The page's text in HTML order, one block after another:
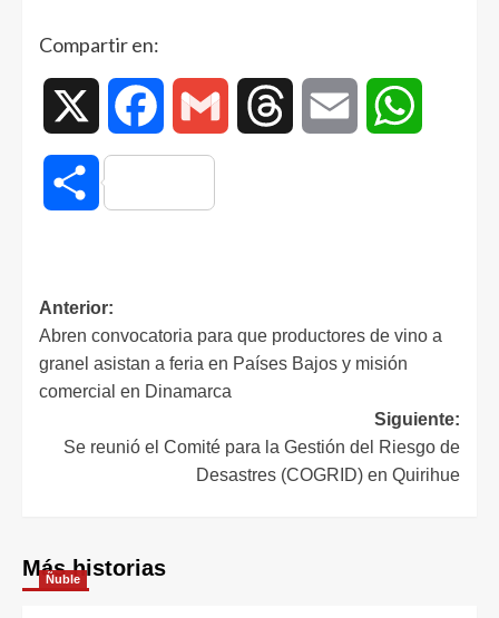
Compartir en:
Facebook Gmail Threads Email
Compartir
Anterior:
Abren convocatoria para que productores de vino a
granel asistan a feria en Países Bajos y misión
comercial en Dinamarca
Siguiente:
Se reunió el Comité para la Gestión del Riesgo de
Desastres (COGRID) en Quirihue
Más historias
Ñuble